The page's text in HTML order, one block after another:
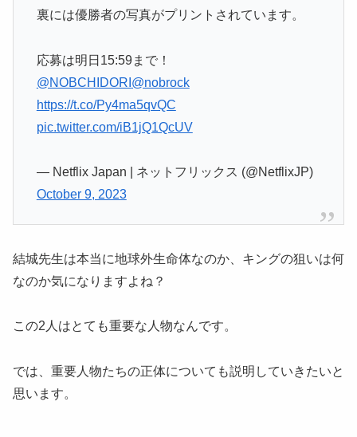
裏には優勝者の写真がプリントされています。
応募は明日15:59まで！
@NOBCHIDORI @nobrock
https://t.co/Py4ma5qvQC
pic.twitter.com/iB1jQ1QcUV
— Netflix Japan | ネットフリックス (@NetflixJP)
October 9, 2023
結城先生は本当に地球外生命体なのか、キングの狙いは何
なのか気になりますよね？
この2人はとても重要な人物なんです。
では、重要人物たちの正体についても説明していきたいと
思います。